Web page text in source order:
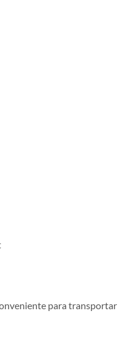
para transportar